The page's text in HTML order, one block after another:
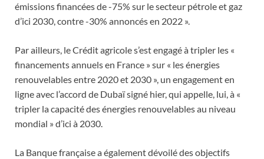
émissions financées de -75% sur le secteur pétrole et gaz
d’ici 2030, contre -30% annoncés en 2022 ».
Par ailleurs, le Crédit agricole s’est engagé à tripler les «
financements annuels en France » sur « les énergies
renouvelables entre 2020 et 2030 », un engagement en
ligne avec l’accord de Dubaï signé hier, qui appelle, lui, à «
tripler la capacité des énergies renouvelables au niveau
mondial » d’ici à 2030.
La Banque française a également dévoilé des objectifs